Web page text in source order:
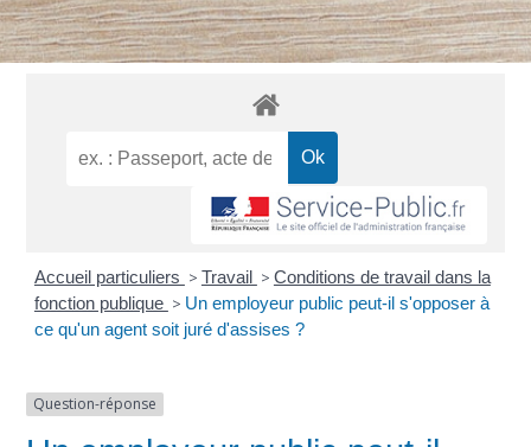
Accueil particuliers > Travail > Conditions de travail dans la
fonction publique > Un employeur public peut-il s'opposer à
ce qu'un agent soit juré d'assises ?
Question-réponse